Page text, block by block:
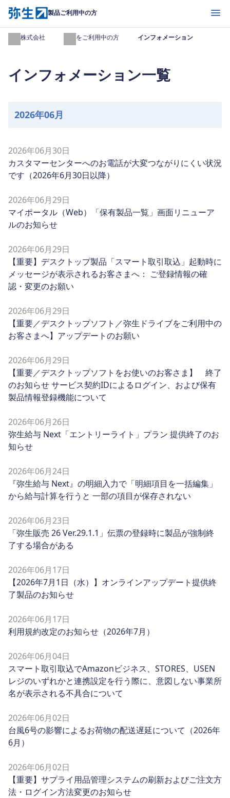
製品ご利用中の方 開く
弥生株式会社 製品をご利用中の方 インフォメーション
インフォメーション一覧
2026年06月
2026年06月30日
カスタマーセンターへのお電話が大変つながりにくい状況
です（2026年6月30日以降）
2026年06月29日
マイポータル（Web）「保有製品一覧」画面リニューア
ルのお知らせ
2026年06月29日
【重要】デスクトップ製品「スマート取引取込」起動時に
メッセージが表示されるお客さまへ： ご登録情報の確
認・変更のお願い
2026年06月29日
【重要／デスクトップソフト／弥生ドライブをご利用中の
お客さまへ】アップデートのお願い
2026年06月29日
【重要／デスクトップソフトをお使いのお客さま】 終了
のお知らせ サービス契約IDによるログイン、および保有
製品情報登録機能について
2026年06月26日
弥生給与 Next「エントリーライト」プラン 提供終了のお
知らせ
2026年06月24日
『弥生給与 Next』の明細入力で「明細項目を一括編集」
から給与計算を行うと 一部の項目が保存されない
2026年06月23日
「弥生販売 26 Ver.29.1.1」伝票の登録時に製品が強制終
了する場合がある
2026年06月17日
【2026年7月1日（水）】オンラインアップデート提供終
了製品のお知らせ
2026年06月17日
利用規約改定のお知らせ（2026年7月）
2026年06月04日
スマート取引取込でAmazonビジネス、STORES、USEN
レジのいずれかと連携設定を行う際に、意図しない事業所
名が表示される不具合について
2026年06月02日
台風6号の影響によるお荷物の配送遅延について（2026年
6月）
2026年06月02日
【重要】サプライ用品管理システムの刷新およびご注文方
法・ログイン方法変更のお知らせ